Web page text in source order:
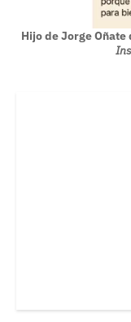
Hijo de Jorge